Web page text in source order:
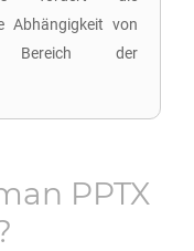
Abhängigkeit von
Bereich der
PPTX